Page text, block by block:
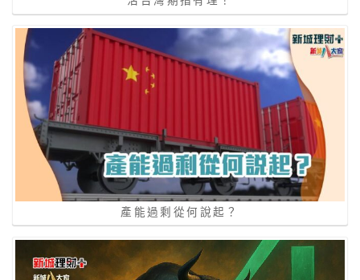
產能過剩從何說起？